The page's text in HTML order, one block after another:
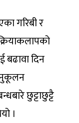
गरिबी र
बढावा दिन
छुट्टाछुट्टै
।